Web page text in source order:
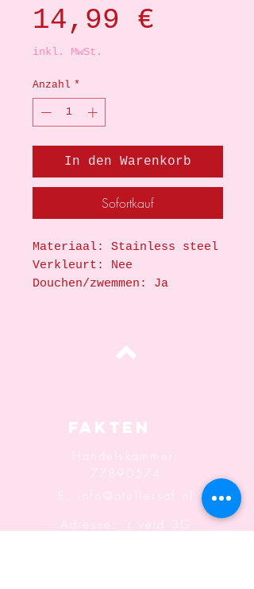
14,99 €
inkl. MwSt.
Anzahl *
In den Warenkorb
Sofortkauf
Materiaal: Stainless steel
Verkleurt: Nee
Douchen/zwemmen: Ja
Fakten
Handelskammer:
77890574
info@ateliersaf.nl
Adresse: 't veld 3G